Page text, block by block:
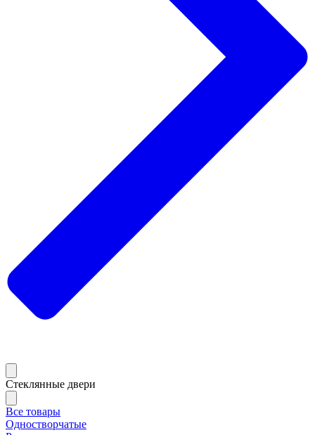
Стеклянные двери
Все товары
Одностворчатые